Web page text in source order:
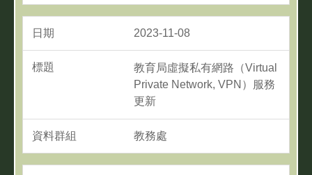
2023-11-08
教育局虛擬私有網路（Virtual
Private Network, VPN）服務
更新
教務處